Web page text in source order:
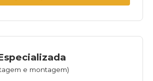
e montagem)